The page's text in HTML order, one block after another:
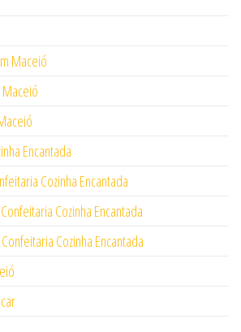
Maceió
Encantada
Cozinha Encantada
Cozinha Encantada
Cozinha Encantada